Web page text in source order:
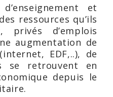
et
ressources qu’ils
privés d’emplois
augmentation de
EDF,..), de
se retrouvent en
depuis le